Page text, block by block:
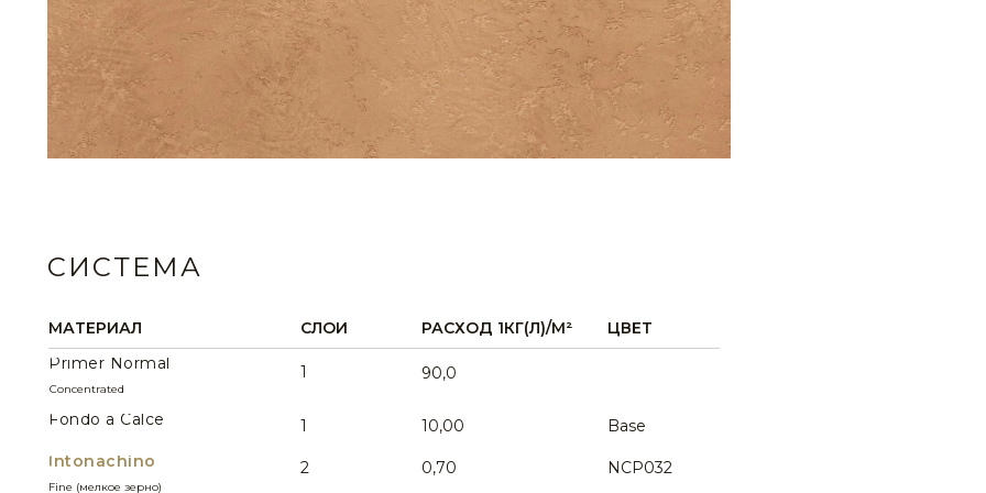
Intonachino 0,70
2 NCP032
Fine (мелкое зерно)
Concentrated
Primer Normal
90,0
1
Fondo a Calce 10,00
1 Base
СИСТЕМА
МАТЕРИАЛ РАСХОД 1КГ(Л)/М²
СЛОИ ЦВЕТ